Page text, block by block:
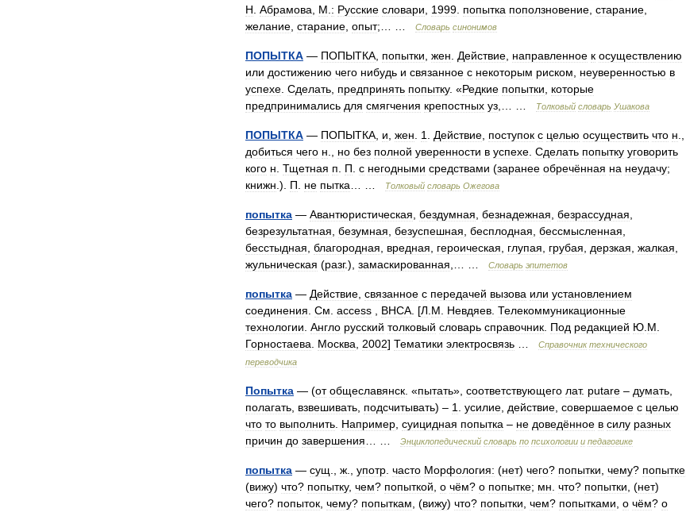
Н Абрамова М : Русские словари 1999 попытка поползновение старание
желание старание опыт;… … Словарь синонимов
ПОПЫТКА — ПОПЫТКА попытки жен Действие направленное к осуществлению
или достижению чего нибудь и связанное с некоторым риском неуверенностью в
успехе Сделать предпринять попытку. «Редкие попытки
которые
предпринимались для смягчения крепостных уз Толковый словарь Ушакова
ПОПЫТКА — ПОПЫТКА и жен 1 Действие поступок с целью осуществить что н
добиться чего н но без полной уверенности в успехе Сделать попытку уговорить
кого н Тщетная п П с негодными средствами (заранее обречённая на неудачу;
книжн .). П не пытка Толковый словарь Ожегова
попытка — Авантюристическая бездумная безнадежная безрассудная
безрезультатная безумная безуспешная бесплодная бессмысленная
бесстыдная благородная вредная героическая глупая грубая дерзкая жалкая
жульническая (разг.), замаскированная Словарь эпитетов
попытка — Действие связанное с передачей вызова или установлением
соединения См access BHCA . [Л М Невдяев Телекоммуникационные
технологии Англо русский толковый словарь справочник Под редакцией Ю М
Горностаева
Москва 2002] Тематики электросвязь Справочник технического
переводчика
Попытка — (от общеславянск . «пытать», соответствующего лат. putare – думать
полагать взвешивать подсчитывать) – 1 усилие действие совершаемое с целью
что то выполнить Например суицидная попытка – не доведённое в силу разных
причин до завершения Энциклопедический словарь по психологии и педагогике
попытка — сущ ж употр часто Морфология: (нет) чего? попытки чему? попытке
(вижу) что? попытку, чем? попыткой о чём? о попытке; мн что? попытки , (нет)
чего? попыток чему? попыткам , (вижу) что? попытки чем? попытками о чём? о